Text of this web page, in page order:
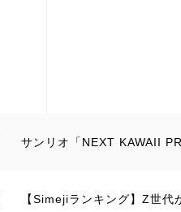
サンリオ「NEXT KAWAII
【Simejiランキング】Z世